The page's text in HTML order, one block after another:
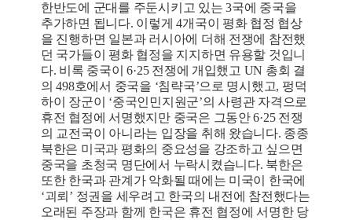
한반도에 군대를 주둔시키고 있는 3국에 중국을
추가하면 됩니다. 이렇게 4개국이 평화 협정 협상
을 진행하면 일본과 러시아에 더해 전쟁에 참전했
던 국가들이 평화 협정을 지지하면 유용할 것입니
다. 비록 중국이 6·25 전쟁에 개입했고 UN 총회 결
의 498호에서 중국을 ‘침략국’으로 명시했고, 펑덕
하이 장군이 ‘중국인민지원군’의 사령관 자격으로
휴전 협정에 서명했지만 중국은 그동안 6·25 전쟁
의 교전국이 아니라는 입장을 취해 왔습니다. 종종
북한은 미국과 평화의 중요성을 강조하고 싶으면
중국을 초청국 명단에서 누락시켰습니다. 북한은
또한 한국과 관계가 악화될 때에는 미국이 한국에
‘괴뢰’ 정권을 세우려고 한국의 내전에 참전했다는
오래된 주장과 함께 한국은 휴전 협정에 서명한 당